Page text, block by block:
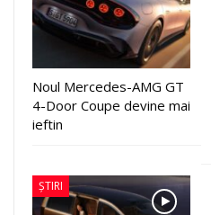
Noul Mercedes-AMG GT
4-Door Coupe devine mai
ieftin
ȘTIRI